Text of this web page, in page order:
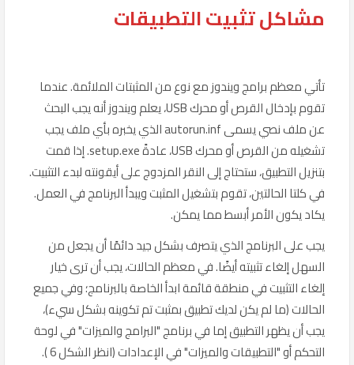
مشاكل تثبيت التطبيقات
تأتي معظم برامج ويندوز مع نوع من المثبتات الملائمة. عندما
تقوم بإدخال القرص أو محرك USB، يعلم ويندوز أنه يجب البحث
عن ملف نصي يسمى autorun.inf الذي يخبره بأي ملف يجب
تشغيله من القرص أو محرك USB، عادةً setup.exe. إذا قمت
بتنزيل التطبيق، ستحتاج إلى النقر المزدوج على أيقونته لبدء التثبيت.
في كلتا الحالتين، تقوم بتشغيل المثبت ويبدأ البرنامج في العمل.
يكاد يكون الأمر أبسط مما يمكن.
يجب على البرنامج الذي يتصرف بشكل جيد دائمًا أن يجعل من
السهل إلغاء تثبيته أيضًا. في معظم الحالات، يجب أن ترى خيار
إلغاء التثبيت في منطقة قائمة ابدأ الخاصة بالبرنامج؛ وفي جميع
الحالات (ما لم يكن لديك تطبيق بمثبت تم تكوينه بشكل سيء)،
يجب أن يظهر التطبيق إما في برنامج "البرامج والميزات" في لوحة
التحكم أو "التطبيقات والميزات" في الإعدادات (انظر الشكل 6 ).